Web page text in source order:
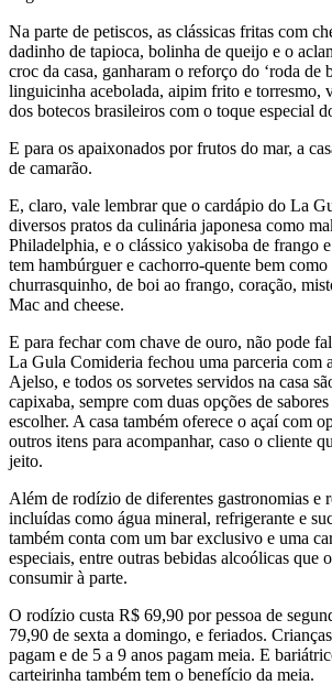
Na parte de petiscos, as clássicas fritas com
dadinho de tapioca, bolinha de queijo e o
croc da casa, ganharam o reforço do ‘roda de
linguicinha acebolada, aipim frito e torresmo,
dos botecos brasileiros com o toque especial
E para os apaixonados por frutos do mar, a
de camarão.
E, claro, vale lembrar que o cardápio do La
diversos pratos da culinária japonesa como
Philadelphia, e o clássico yakisoba de frango
tem hambúrguer e cachorro-quente bem
churrasquinho, de boi ao frango, coração,
Mac and cheese.
E para fechar com chave de ouro, não pode
La Gula Comideria fechou uma parceria com
Ajelso, e todos os sorvetes servidos na casa
capixaba, sempre com duas opções de
escolher. A casa também oferece o açaí com
outros itens para acompanhar, caso o cliente
jeito.
Além de rodízio de diferentes gastronomias e
incluídas como água mineral, refrigerante e
também conta com um bar exclusivo e uma
especiais, entre outras bebidas alcoólicas que
consumir à parte.
O rodízio custa R$ 69,90 por pessoa de
79,90 de sexta a domingo, e feriados.
pagam e de 5 a 9 anos pagam meia. E
carteirinha também tem o benefício da meia.